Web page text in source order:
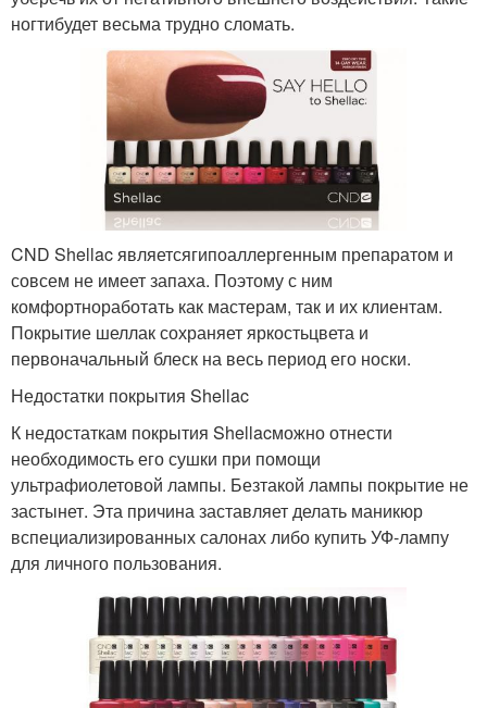
ногтибудет весьма трудно сломать.
CND Shellac являетсягипоаллергенным препаратом и
совсем не имеет запаха. Поэтому с ним
комфортноработать как мастерам, так и их клиентам.
Покрытие шеллак сохраняет яркостьцвета и
первоначальный блеск на весь период его носки.
Недостатки покрытия Shellac
К недостаткам покрытия Shellacможно отнести
необходимость его сушки при помощи
ультрафиолетовой лампы. Безтакой лампы покрытие не
застынет. Эта причина заставляет делать маникюр
вспециализированных салонах либо купить УФ-лампу
для личного пользования.